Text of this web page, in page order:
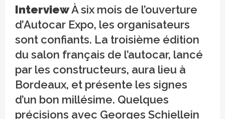
InterviewÀ six mois de l’ouverture
d’Autocar Expo, les organisateurs
sont confiants. La troisième édition
du salon français de l’autocar, lancé
par les constructeurs, aura lieu à
Bordeaux, et présente les signes
d’un bon millésime. Quelques
précisions avec Georges Schiellein